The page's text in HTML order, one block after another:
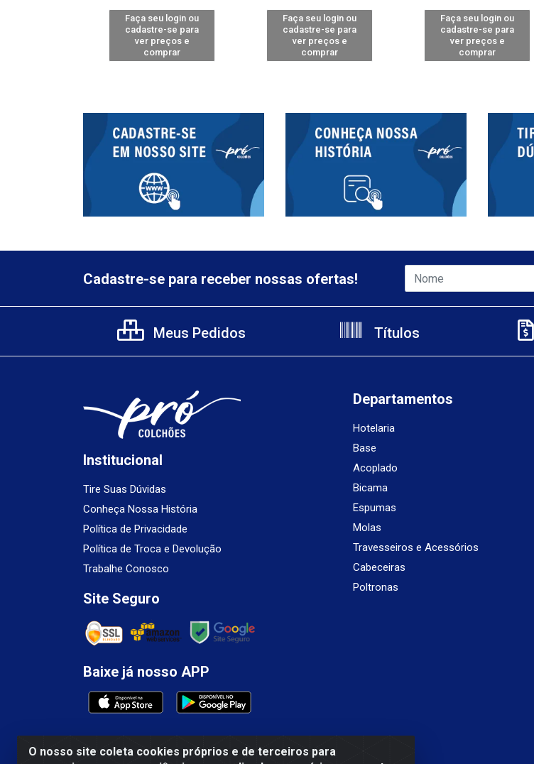
Faça seu login ou
cadastre-se para
ver preços e
comprar
Faça seu login ou
cadastre-se para
ver preços e
comprar
Faça seu login ou
cadastre-se para
ver preços e
comprar
O nosso site coleta cookies próprios e de terceiros para
Cadastre-se para receber nossas ofertas!
Meus Pedidos Títulos
Institucional
Tire Suas Dúvidas
Conheça Nossa História
Política de Privacidade
Política de Troca e Devolução
Trabalhe Conosco
Site Seguro
Baixe já nosso APP
Departamentos
Hotelaria
Base
Acoplado
Bicama
Espumas
Molas
Travesseiros e Acessórios
Cabeceiras
Poltronas